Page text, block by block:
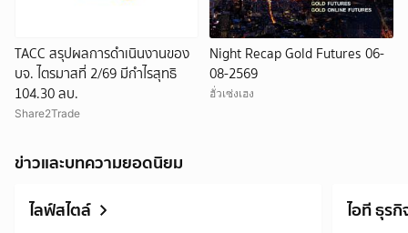
TACC สรุปผลการดำเนินงานของ
บจ. ไตรมาสที่ 2/69 มีกำไรสุทธิ
104.30 ลบ.
Share2Trade
Night Recap Gold Futures 06-
08-2569
ฮั่วเซ่งเฮง
ข่าวและบทความยอดนิยม
ไลฟ์สไตล์
ไอที ธุรกิ